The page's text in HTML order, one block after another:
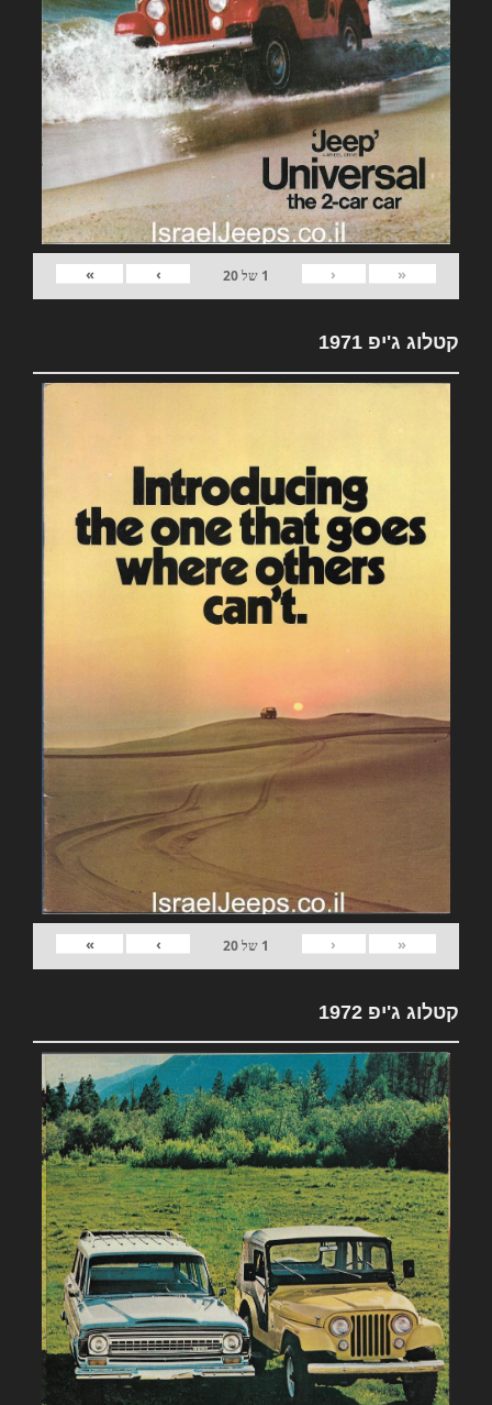
«
‹
1 של20
›
»
קטלוג ג'יפ 1971
«
‹
1 של20
›
»
קטלוג ג'יפ 1972